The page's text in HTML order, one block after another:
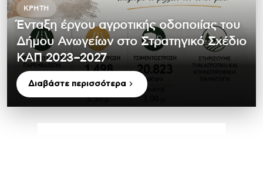
ΚΡΉΤΗ
Ένταξη έργου αγροτικής οδοποιίας του
Δήμου Ανωγείων στο Στρατηγικό Σχέδιο
ΚΑΠ 2023–2027
Διαβάστε περισσότερα